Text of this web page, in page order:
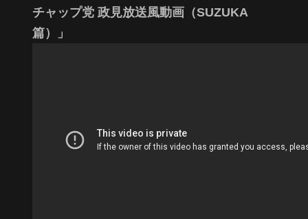
チャップ党 政見放送風動画（SUZUKA
篇）」